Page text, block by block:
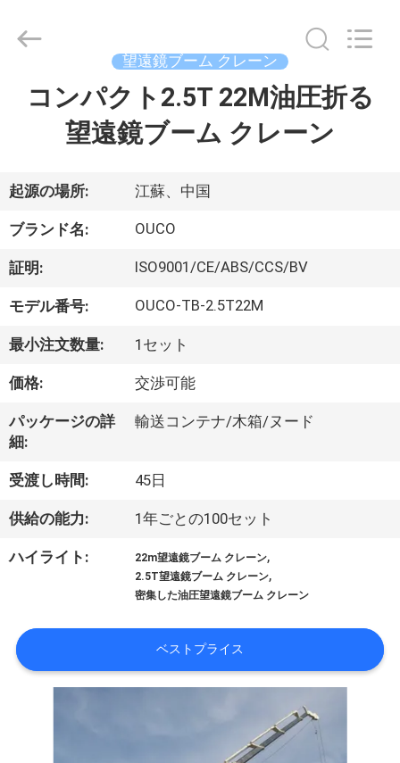
製
品
ビ
デ
VR
シ
ョ
ー
た
し
2020
INTERNATIONAL
GROUP
望遠鏡ブーム クレーン
コンパクト2.5T 22M油圧折る
望遠鏡ブーム クレーン
起源の場所: 江蘇、中国
ブランド名: OUCO
証明: ISO9001/CE/ABS/CCS/BV
モデル番号: OUCO-TB-2.5T22M
最小注文数量: 1セット
価格: 交渉可能
パッケージの詳
細:
輸送コンテナ/木箱/ヌード
受渡し時間: 45日
供給の能力: 1年ごとの100セット
ハイライト: 22m望遠鏡ブーム クレーン,
2.5T望遠鏡ブーム クレーン,
密集した油圧望遠鏡ブーム クレーン
ベストプライス